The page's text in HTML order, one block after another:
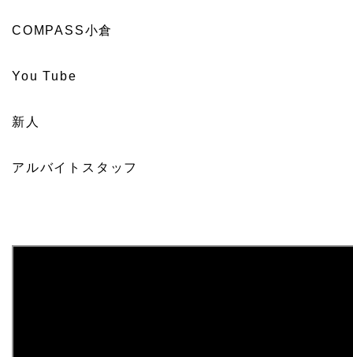
COMPASS小倉
You Tube
新人
アルバイトスタッフ